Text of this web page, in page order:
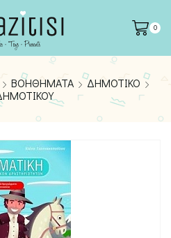
0
ΒΟΗΘΉΜΑΤΑ
ΔΗΜΟΤΙΚΟ